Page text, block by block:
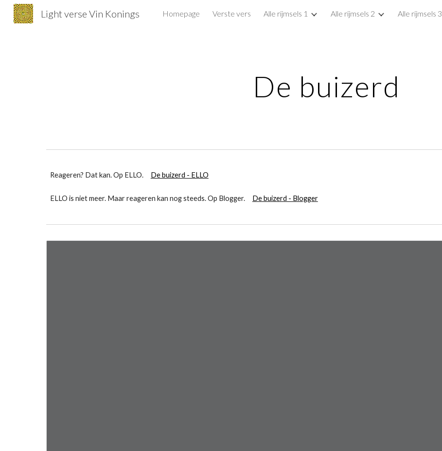
Skip to main content Skip to navigation
Light verse Vin Konings Homepage Verste vers Alle rijmsels 1 Alle rijmsels 2 Alle rijmsels 3
De buizerd
Reageren? Dat kan. Op ELLO. De buizerd - ELLO
ELLO is niet meer. Maar reageren kan nog steeds. Op Blogger. De buizerd - Blogger